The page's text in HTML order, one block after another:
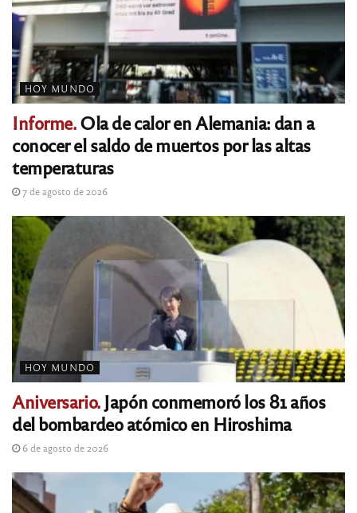
HOY MUNDO
Informe.Ola de calor en Alemania: dan a
conocer el saldo de muertos por las altas
temperaturas
7 de agosto de 2026
HOY MUNDO
Aniversario.Japón conmemoró los 81 años
del bombardeo atómico en Hiroshima
6 de agosto de 2026